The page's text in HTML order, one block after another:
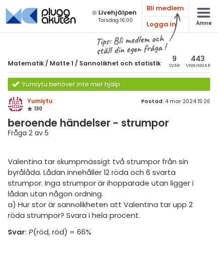
Live­hjälpen
Torsdag 16:00
Bli medlem
Logga in
Ämne
Tips: Bli medlem och
ställ din egen fråga !
Matematik / Matte 1 / Sannolikhet och statistik 9
SVAR
443
VISNINGAR
Yumiytu behöver inte mer hjälp
Yumiytu
130
Postad: 4 mar 2024 15:26
beroende händelser - strumpor
Fråga 2 av 5
Valentina tar skumpmässigt två strumpor från sin
byrålåda. Lådan innehåller 12 röda och 6 svarta
strumpor. Inga strumpor är ihopparade utan ligger i
lådan utan någon ordning.
a) Hur stor är sannolikheten att Valentina tar upp 2
röda strumpor? Svara i hela procent.
Svar: P(röd, röd) = 66%
Alla ämnen
Alla trådar
7
8
9
2
3
4
5
högskolan
Matematik
Universitet
Alla trådar
Flervariabelanalys
Sannolikhet och Statistik
Diskret matematik
Övrigt
& Bygg
språk